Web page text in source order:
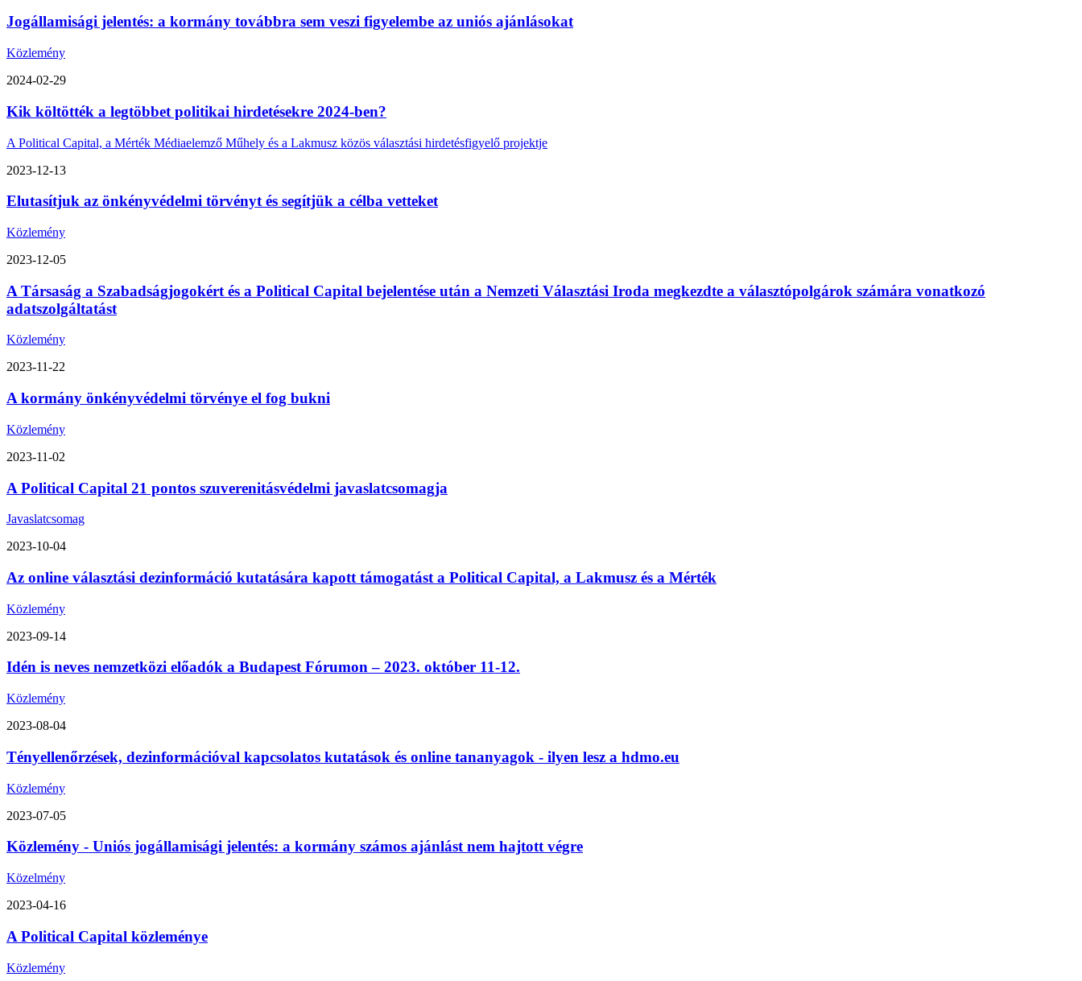
Jogállamisági jelentés: a kormány továbbra sem veszi figyelembe az uniós ajánlásokat
Közlemény
2024-02-29
Kik költötték a legtöbbet politikai hirdetésekre 2024-ben?
A Political Capital, a Mérték Médiaelemző Műhely és a Lakmusz közös választási hirdetésfigyelő projektje
2023-12-13
Elutasítjuk az önkényvédelmi törvényt és segítjük a célba vetteket
Közlemény
2023-12-05
A Társaság a Szabadságjogokért és a Political Capital bejelentése után a Nemzeti Választási Iroda megkezdte a választópolgárok számára vonatkozó
adatszolgáltatást
Közlemény
2023-11-22
A kormány önkényvédelmi törvénye el fog bukni
Közlemény
2023-11-02
A Political Capital 21 pontos szuverenitásvédelmi javaslatcsomagja
Javaslatcsomag
2023-10-04
Az online választási dezinformáció kutatására kapott támogatást a Political Capital, a Lakmusz és a Mérték
Közlemény
2023-09-14
Idén is neves nemzetközi előadók a Budapest Fórumon – 2023. október 11-12.
Közlemény
2023-08-04
Tényellenőrzések, dezinformációval kapcsolatos kutatások és online tananyagok - ilyen lesz a hdmo.eu
Közlemény
2023-07-05
Közlemény - Uniós jogállamisági jelentés: a kormány számos ajánlást nem hajtott végre
Közelmény
2023-04-16
A Political Capital közleménye
Közlemény